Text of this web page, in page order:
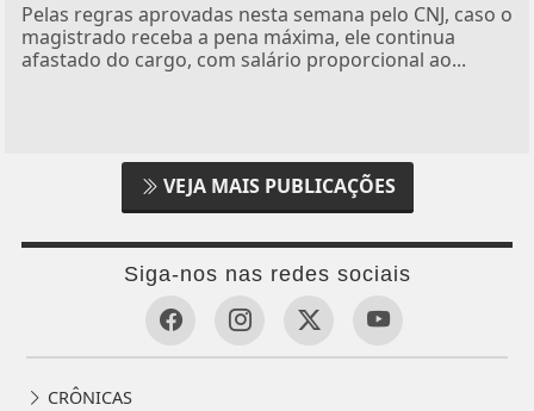
Pelas regras aprovadas nesta semana pelo CNJ, caso o
magistrado receba a pena máxima, ele continua
afastado do cargo, com salário proporcional ao...
VEJA MAIS PUBLICAÇÕES
Siga-nos nas redes sociais
CRÔNICAS